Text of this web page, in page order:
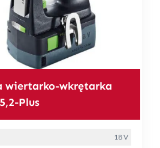
wiertarko-wkrętarka
Plus
18 V